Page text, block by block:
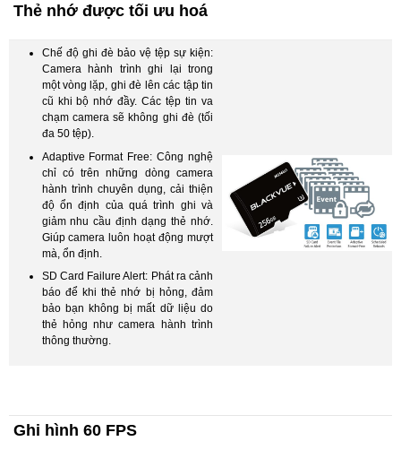
Thẻ nhớ được tối ưu hoá
Chế độ ghi đè bảo vệ tệp sự kiện:
Camera hành trình ghi lại trong
một vòng lặp, ghi đè lên các tập tin
cũ khi bộ nhớ đầy. Các tệp tin va
chạm camera sẽ không ghi đè (tối
đa 50 tệp).
Adaptive Format Free: Công nghệ
chỉ có trên những dòng camera
hành trình chuyên dụng, cải thiện
độ ổn định của quá trình ghi và
giảm nhu cầu định dạng thẻ nhớ.
Giúp camera luôn hoạt động mượt
mà, ổn định.
SD Card Failure Alert: Phát ra cảnh
báo để khi thẻ nhớ bị hỏng, đảm
bảo bạn không bị mất dữ liệu do
thẻ hỏng như camera hành trình
thông thường.
Ghi hình 60 FPS